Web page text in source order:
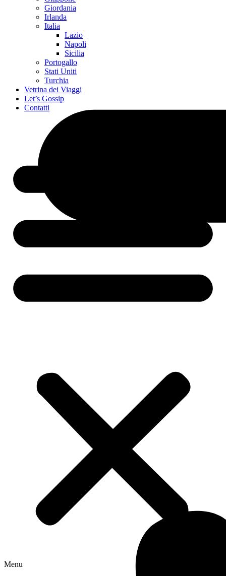
Giordania
Irlanda
Italia
Lazio
Napoli
Sicilia
Portogallo
Stati Uniti
Turchia
Vetrina dei Viaggi
Let’s Gossip
Contatti
Menu